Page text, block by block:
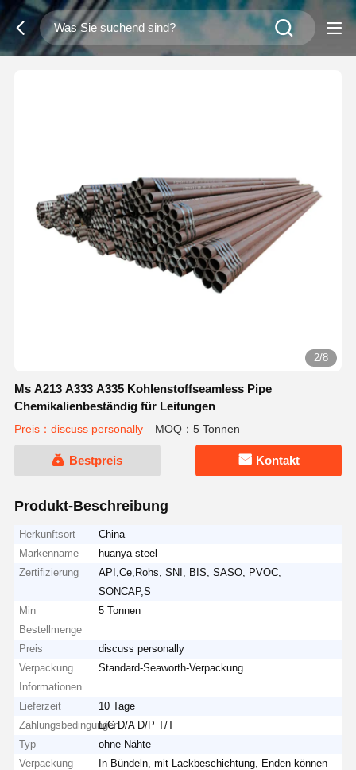
2/8
Ms A213 A333 A335 Kohlenstoffseamless Pipe
Chemikalienbeständig für Leitungen
Preis：discuss personally MOQ：5 Tonnen
Bestpreis Kontakt
Produkt-Beschreibung
Herkunftsort
China
Markenname
huanya steel
Zertifizierung
API,Ce,Rohs, SNI, BIS, SASO, PVOC,
SONCAP,S
Min
Bestellmenge
5 Tonnen
Preis
discuss personally
Verpackung
Informationen
Standard-Seaworth-Verpackung
Lieferzeit
10 Tage
ZahlungsbedingungenL/C D/A D/P T/T
Typ
ohne Nähte
Verpackung
In Bündeln, mit Lackbeschichtung, Enden können